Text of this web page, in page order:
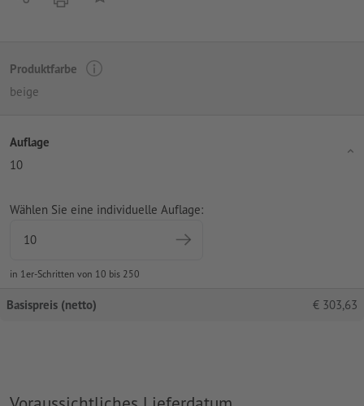
Produktfarbe
beige
Auflage
10
Wählen Sie eine individuelle Auflage:
in 1er-Schritten von 10 bis 250
Basispreis (netto) € 303,63